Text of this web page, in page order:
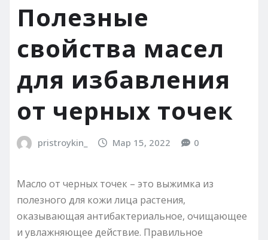
Полезные
свойства масел
для избавления
от черных точек
pristroykin_ Мар 15, 2022 0
Масло от черных точек – это выжимка из
полезного для кожи лица растения,
оказывающая антибактериальное, очищающее
и увлажняющее действие. Правильное